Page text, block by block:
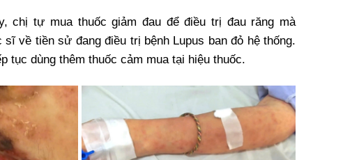
chị tự mua thuốc giảm đau để điều trị đau răng mà
về tiền sử đang điều trị bệnh Lupus ban đỏ hệ thống.
tục dùng thêm thuốc cảm mua tại hiệu thuốc.